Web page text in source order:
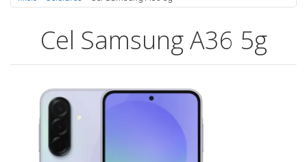
Cel Samsung A36 5g